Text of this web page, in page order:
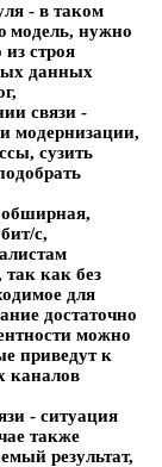
- в таком
модель, нужно
строя
данных
связи -
модернизации,
сузить
обширная,
с,
как без
для
достаточно
можно
приведут к
каналов
- ситуация
также
результат,